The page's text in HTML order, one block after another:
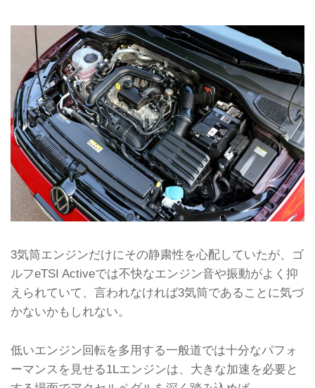
3気筒エンジンだけにその静粛性を心配していたが、ゴ
ルフeTSI Activeでは不快なエンジン音や振動がよく抑
えられていて、言われなければ3気筒であることに気づ
かないかもしれない。
低いエンジン回転を多用する一般道では十分なパフォ
ーマンスを見せる1Lエンジンは、大きな加速を必要と